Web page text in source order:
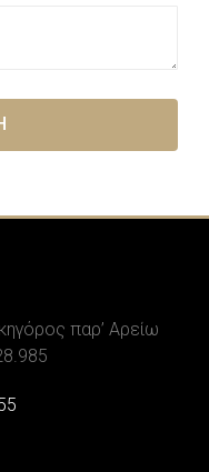
παρ’ Αρείω